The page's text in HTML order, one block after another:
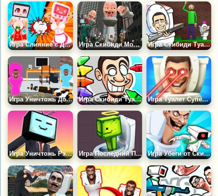
Игра Слияние с Девушками Игра Скибиди Монстр Туалет Игра Скибиди Туалет против Хаги Ваги 2: Школа
Игра Уничтожь Домашних Скибиди Туалетов 3D Игра Скибиди Туалет Раскраска Игра Туалет Супергерой: Спасение Города
Игра Уничтожь Рэгдолл: Плейграунд Игра Последний Плейграунд Мод Игра Убеги от Скибиди Туалета